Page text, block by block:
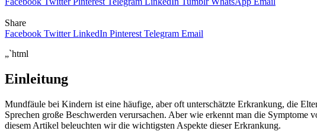
Share
Facebook Twitter LinkedIn Pinterest Telegram Email
„`html
Einleitung
Mundfäule bei Kindern ist eine häufige, aber oft unterschätzte Erkrankung, die
Sprechen große Beschwerden verursachen. Aber wie erkennt man die Symptome
diesem Artikel beleuchten wir die wichtigsten Aspekte dieser Erkrankung.